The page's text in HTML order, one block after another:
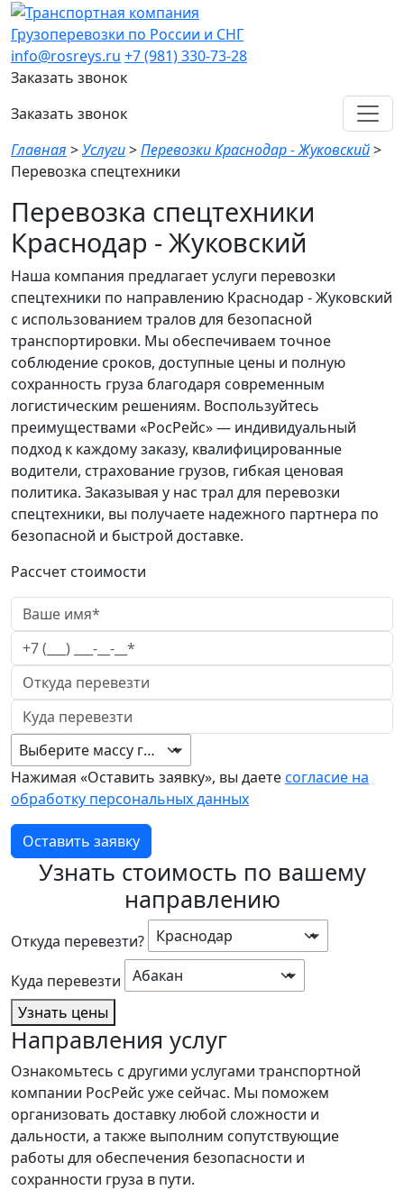
Грузоперевозки по России и СНГ
info@rosreys.ru +7 (981) 330-73-28
Заказать звонок
Заказать звонок
Главная >Услуги>Перевозки Краснодар - Жуковский>
Перевозка спецтехники
Перевозка спецтехники
Краснодар - Жуковский
Наша компания предлагает услуги перевозки
спецтехники по направлению Краснодар - Жуковский
с использованием тралов для безопасной
транспортировки. Мы обеспечиваем точное
соблюдение сроков, доступные цены и полную
сохранность груза благодаря современным
логистическим решениям. Воспользуйтесь
преимуществами «РосРейс» — индивидуальный
подход к каждому заказу, квалифицированные
водители, страхование грузов, гибкая ценовая
политика. Заказывая у нас трал для перевозки
спецтехники, вы получаете надежного партнера по
безопасной и быстрой доставке.
Рассчет стоимости
Выберите массу груза
Нажимая «Оставить заявку», вы даетесогласие на
обработку персональных данных
Оставить заявку
Узнать стоимость по вашему
направлению
Откуда перевезти? Краснодар
Куда перевезти
Абакан
Узнать цены
Направления услуг
Ознакомьтесь с другими услугами транспортной
компании РосРейс уже сейчас. Мы поможем
организовать доставку любой сложности и
дальности, а также выполним сопутствующие
работы для обеспечения безопасности и
сохранности груза в пути.